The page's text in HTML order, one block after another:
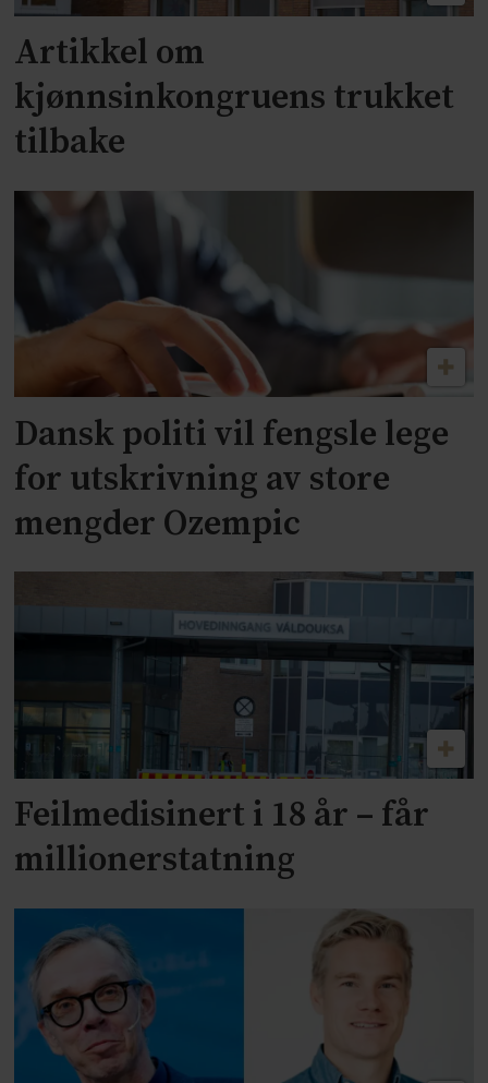
Artikkel om
kjønnsinkongruens trukket
tilbake
Dansk politi vil fengsle lege
for utskrivning av store
mengder Ozempic
Feilmedisinert i 18 år – får
millionerstatning